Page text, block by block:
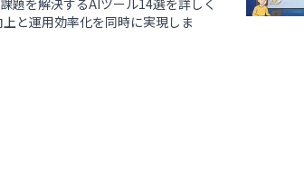
題を解決するAIツール14選を詳しく
と運用効率化を同時に実現しま